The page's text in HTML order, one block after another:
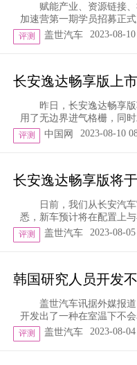
赋能产业、资源链接
加速营第一期学员招募正
评测 盖世汽车 2023-08-
长安逸达畅享版上
昨日，长安逸达畅享
用了无边界进气格栅，同
评测 中国网 2023-08-10
长安逸达畅享版将
日前，我们从长安汽
悉，新车预计将在配置上
评测 盖世汽车 2023-08-
韩国研究人员开发
盖世汽车讯据外媒报
开发出了一种在室温下不
评测 盖世汽车 2023-08-